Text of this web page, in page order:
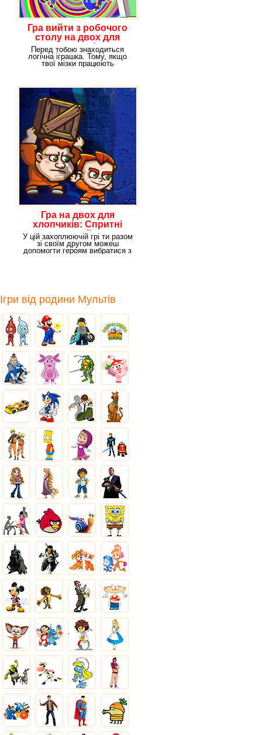
Гра вийти з робочого
столу на двох для
хлопчиків
Перед тобою знаходиться
логічна іграшка. Тому, якщо
твої мізки працюють
Гра на двох для
хлопчиків: Спритні
злодії
У цій захоплюючій грі ти разом
зі своїм другом можеш
допомогти героям вибратися з
Ігри від родини Мультів